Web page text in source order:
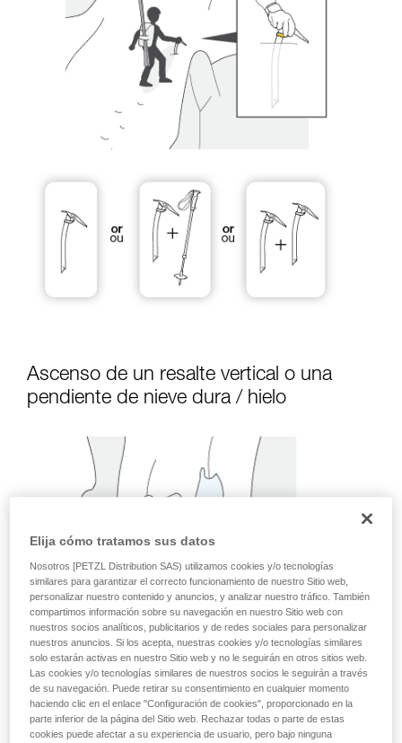
describimos aquí.
Ascenso de un resalte vertical o una
pendiente de nieve dura / hielo
Elija cómo tratamos sus datos
Nosotros [PETZL Distribution SAS) utilizamos cookies y/o tecnologías
similares para garantizar el correcto funcionamiento de nuestro Sitio web,
personalizar nuestro contenido y anuncios, y analizar nuestro tráfico. También
compartimos información sobre su navegación en nuestro Sitio web con
nuestros socios analíticos, publicitarios y de redes sociales para personalizar
nuestros anuncios. Si los acepta, nuestras cookies y/o tecnologías similares
solo estarán activas en nuestro Sitio web y no le seguirán en otros sitios web.
Las cookies y/o tecnologías similares de nuestros socios le seguirán a través
de su navegación. Puede retirar su consentimiento en cualquier momento
haciendo clic en el enlace "Configuración de cookies", proporcionado en la
parte inferior de la página del Sitio web. Rechazar todas o parte de estas
cookies puede afectar a su experiencia de usuario, pero bajo ninguna